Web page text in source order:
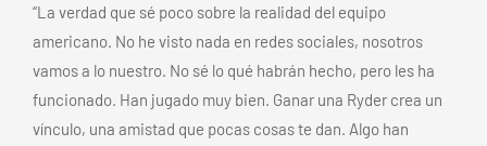
“La verdad que sé poco sobre la realidad del equipo
americano. No he visto nada en redes sociales, nosotros
vamos a lo nuestro. No sé lo qué habrán hecho, pero les ha
funcionado. Han jugado muy bien. Ganar una Ryder crea un
vínculo, una amistad que pocas cosas te dan. Algo han